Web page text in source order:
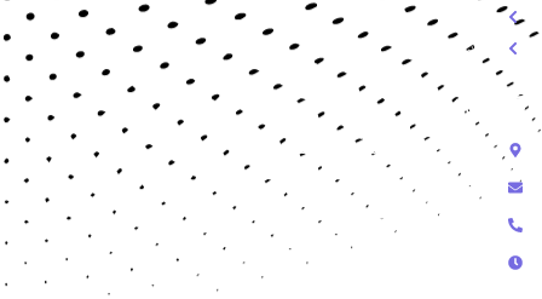
تعرفه
تماس
تماس با ما
رشت - گلسار - خیابان استاد معین
info@amnssl.com
09118171985 - 09352874337